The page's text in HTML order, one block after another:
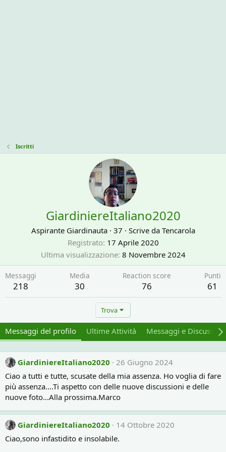
Iscritti
GiardiniereItaliano2020
Aspirante Giardinauta · 37 · Scrive da Tencarola
Registrato 17 Aprile 2020
Ultima visualizzazione 8 Novembre 2024
Messaggi
218
Media
30
Reaction score
76
Punti
61
Trova
Messaggi del profilo Ultime Attività Messaggi e
GiardiniereItaliano2020
26 Giugno 2024
Ciao a tutti e tutte, scusate della mia assenza. Ho voglia di fare
più assenza....Ti aspetto con delle nuove discussioni e delle
nuove foto...Alla prossima.Marco
GiardiniereItaliano2020
14 Ottobre 2020
Ciao,sono infastidito e insolabile.